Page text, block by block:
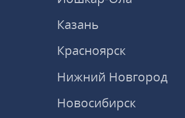
Казань
Красноярск
Нижний Новгород
Новосибирск